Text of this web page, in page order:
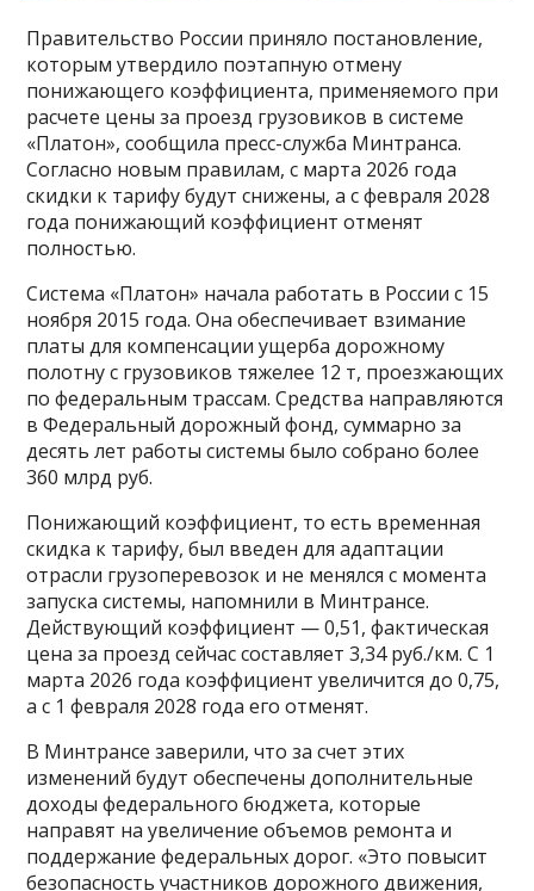
Правительство России приняло постановление,
которым утвердило поэтапную отмену
понижающего коэффициента, применяемого при
расчете цены за проезд грузовиков в системе
«Платон», сообщила пресс-служба Минтранса.
Согласно новым правилам, с марта 2026 года
скидки к тарифу будут снижены, а с февраля 2028
года понижающий коэффициент отменят
полностью.
Система «Платон» начала работать в России с 15
ноября 2015 года. Она обеспечивает взимание
платы для компенсации ущерба дорожному
полотну с грузовиков тяжелее 12 т, проезжающих
по федеральным трассам. Средства направляются
в Федеральный дорожный фонд, суммарно за
десять лет работы системы было собрано более
360 млрд руб.
Понижающий коэффициент, то есть временная
скидка к тарифу, был введен для адаптации
отрасли грузоперевозок и не менялся с момента
запуска системы, напомнили в Минтрансе.
Действующий коэффициент — 0,51, фактическая
цена за проезд сейчас составляет 3,34 руб./км. С 1
марта 2026 года коэффициент увеличится до 0,75,
а с 1 февраля 2028 года его отменят.
В Минтрансе заверили, что за счет этих
изменений будут обеспечены дополнительные
доходы федерального бюджета, которые
направят на увеличение объемов ремонта и
поддержание федеральных дорог. «Это повысит
безопасность участников дорожного движения,